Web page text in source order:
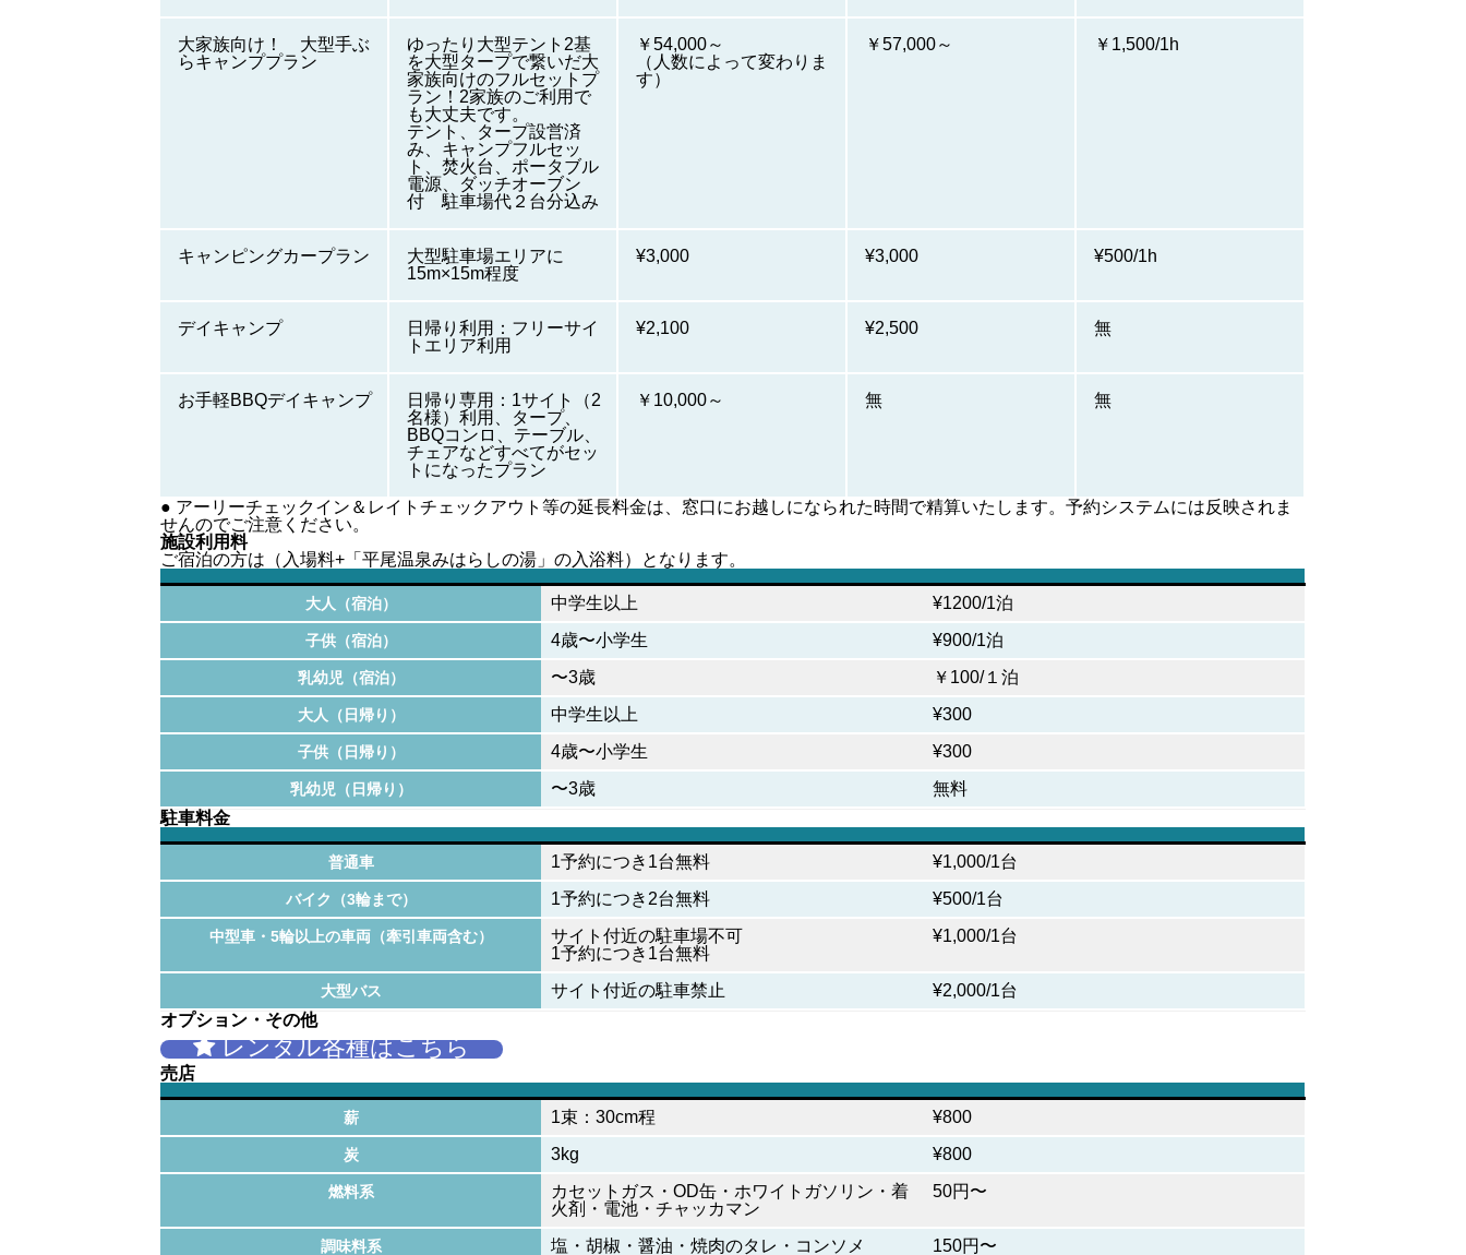
大家族向け！ 大型手ぶ
らキャンププラン
ゆったり大型テント2基
を大型タープで繋いだ大
家族向けのフルセットプ
ラン！2家族のご利用で
も大丈夫です。
テント、タープ設営済
み、キャンプフルセッ
ト、焚火台、ポータブル
電源、ダッチオーブン
付 駐車場代２台分込み
￥54,000～
（人数によって変わりま
す）
￥57,000～ ￥1,500/1h
キャンピングカープラン
大型駐車場エリアに
15m×15m程度
¥3,000 ¥3,000 ¥500/1h
デイキャンプ
日帰り利用：フリーサイ
トエリア利用
¥2,100 ¥2,500 無
お手軽BBQデイキャンプ
日帰り専用：1サイト（2
名様）利用、タープ、
BBQコンロ、テーブル、
チェアなどすべてがセッ
トになったプラン
￥10,000～ 無 無
● アーリーチェックイン＆レイトチェックアウト等の延長料金は、窓口にお越しになられた時間で精算いたします。予約システムには反映されま
せんのでご注意ください。
施設利用料
ご宿泊の方は（入場料+「平尾温泉みはらしの湯」の入浴料）となります。
大人（宿泊） 中学生以上 ¥1200/1泊
子供（宿泊） 4歳〜小学生 ¥900/1泊
乳幼児（宿泊） 〜3歳 ￥100/１泊
大人（日帰り） 中学生以上 ¥300
子供（日帰り） 4歳〜小学生 ¥300
乳幼児（日帰り） 〜3歳
無料
駐車料金
普通車 1予約につき1台無料 ¥1,000/1台
バイク（3輪まで） 1予約につき2台無料 ¥500/1台
中型車・5輪以上の車両（牽引車両含む）
サイト付近の駐車場不可
1予約につき1台無料
¥1,000/1台
大型バス サイト付近の駐車禁止
¥2,000/1台
オプション・その他
レンタル各種はこちら
売店
薪 1束：30cm程 ¥800
炭 3kg ¥800
燃料系
カセットガス・OD缶・ホワイトガソリン・着
火剤・電池・チャッカマン
50円〜
調味料系 塩・胡椒・醤油・焼肉のタレ・コンソメ 150円〜